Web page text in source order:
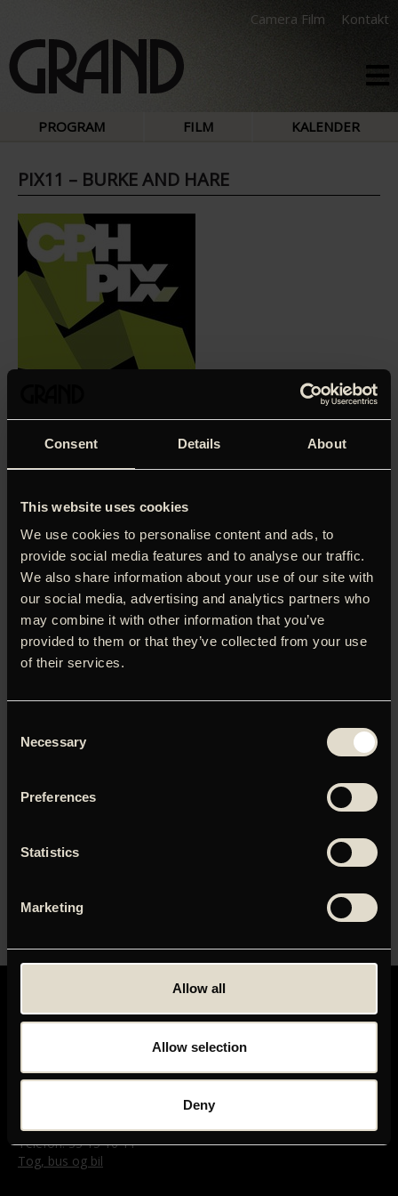
Consent Details About
This website uses cookies
We use cookies to personalise content and ads, to
provide social media features and to analyse our traffic.
We also share information about your use of our site with
our social media, advertising and analytics partners who
may combine it with other information that you’ve
provided to them or that they’ve collected from your use
of their services.
Selection
Necessary
Preferences
Statistics
Marketing
Allow all
Allow selection
Deny
Camera Film Kontakt
PROGRAM FILM KALENDER
PIX11 – BURKE AND HARE
penge at tjene på at skaffe friske kadavere til
lægevidenskabens anatomistudier. Netop denne fikse
gesjæft var dét, der skulle skaffe de to driftige irere
William Burke og William Hare en noget aparte plads i
historiebøgerne. Det begynder i det stille med lidt
uskyldigt gravrøveri, men snart får de to herrer appetit på
det rige liv, som følger med den gode forretning, og så må
der jo nye lig på bordet, hvis pengepungen skal forblive
fyldt. Det lyder som en drabelig og trøstesløs historie,
anderledes humoristiske boller påsuppen. Manden bag
80’er-kultfilm som ‘Blues Brothers’ og ‘En amerikansk
varulv i London’ er tilbage i sit rette element og i
fingerspidserne. De får hjælp af bl.a. Tom Wilkinson, Tim
muligvis pyntet lidt på sandheden, men hvad gør det, når
denne gavflab af en røverhistorie er så fandens
1460 København K
Telefon: 33 15 16 11
Tog, bus og bil